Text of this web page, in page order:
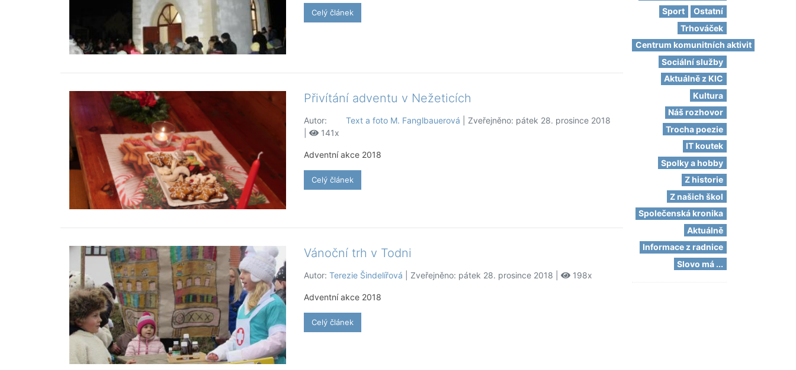
Celý článek
Přivítání adventu v Nežeticích
Autor: Text a foto M. Fanglbauerová | Zveřejněno: pátek 28. prosince 2018
141x
Adventní akce 2018
Celý článek
Vánoční trh v Todni
Autor: Terezie Šindelířová | Zveřejněno: pátek 28. prosince 2018 | 198x
Adventní akce 2018
Celý článek
Sport
Ostatní
Trhováček
Centrum komunitních aktivit
Sociální služby
Aktuálně z KIC
Kultura
Náš rozhovor
Trocha poezie
IT koutek
Spolky a hobby
Z historie
Z našich škol
Společenská kronika
Aktuálně
Informace z radnice
Slovo má ...